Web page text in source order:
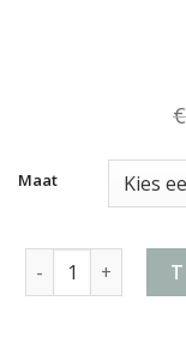
€
Maat
suitsuit sale